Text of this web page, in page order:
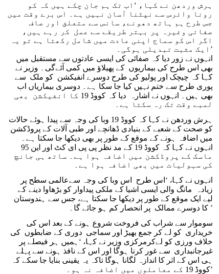
ہرش وردھن نے کہا، ‘اب تک ہم جان چکے ہیں کہ کو
رونا وائرس سے نپٹنا آسان نہیں ہے۔ اس برے وقت میں
جس طرح ہم ہاتھ دھونے، سانس سے متعلق اور صاف
صفائی وغیرہ پر بہتر طریقے سے عمل کر رہے ہیں،
اگر اس کو سماج اپنی عادت میں شامل رکھتا ہے تو یہ
ایک مثبت تبدیلی ہوگی۔’
انہوں نے زور دیا کہ صفائی کی ایسی عادتوں سے مستقبل میں
بھی اس طرح کی بیماریوں کے پھیلاؤ میں کمی آئےگی۔ وزیر نے
کہا کہ چیچک اور پولیو کی طرح دوسرے انفیکشن کو ملک سے
پوری طرح سے ختم نہیں کیا جا سکا ہے۔ دوسری بیماریاں اب
بھی ہیں۔ انہوں نے اشارہ دیا کہ کووڈ 19 کا انفیکشن بھی
لمبے وقت تک رہ سکتا ہے۔
ہرش وردھن نے کہا کہ کووڈ 19 وبا کی وجہ سے پیدا ہوئے حالات
کو صحت کے شعبے کے بنیادی ڈھانچے اور طبی آلات کے پروڈکشن
میں اضافہ ہونے کے موقع کے طور پر بھی دیکھا جا سکتا ہے۔
انہوں نے کہا کہ کووڈ 19 کے مد نظر پی پی ای کٹ اور این 95
ماسک کے پروڈکشن میں اضافہ ہوا ہے۔ ساتھ ہی جانچ
کی سہولیات میں بھی اضافہ ہوا ہے۔
انہوں نے کہا، ‘اس طرح اس وبا کی وجہ سےعالمی سطح پر
زیادہ مانگ والی ایسی اشیا کے ملکی پیداوار کو بڑھاوا دینے کے
لیے ایک موقع کے طور پر دیکھا جا سکتا ہے، جس سے ہندوستان
کا دوسرے ممالک پر انحصار کم ہو جائے گا۔’
سوموار سے شراب کی فروخت شروع ہونے کے بعد اس کی
خریداری کو لے کر جمع بھیڑ اور سماجی دوری کے ضابطوں کی
خلاف ورزی کو لےکرمرکزی وزیر نے کہا، ‘ہمیں ہر فیصلے پر
غیرجانبداری سے غور کرنا ہوگا اور اس کے نافذ ہونے سے پہلے
ہی اس کے اثر کا اندازہ لگانا ہوگا تاکہ یہ یقینی بنایا جا سکے کہ
کووڈ 19 کے معاملوں میں اضافہ نہ ہو۔’